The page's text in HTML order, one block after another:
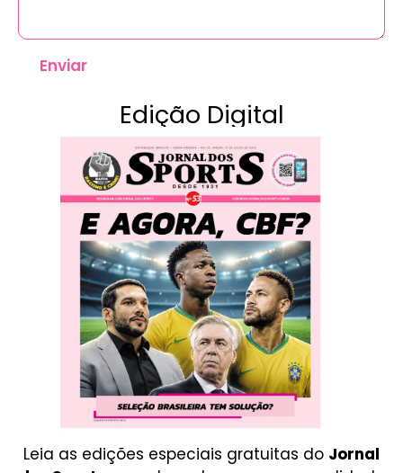
Enviar
Edição Digital
Leia as edições especiais gratuitas do Jornal